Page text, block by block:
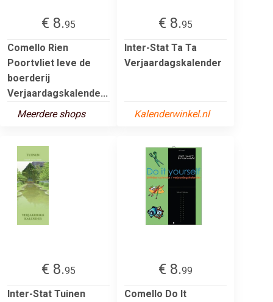
€ 8.95
Comello Rien
Poortvliet leve de
boerderij
Verjaardagskalende...
Meerdere shops
€ 8.95
Inter-Stat Ta Ta
Verjaardagskalender
Kalenderwinkel.nl
€ 8.95
Inter-Stat Tuinen
€ 8.99
Comello Do It